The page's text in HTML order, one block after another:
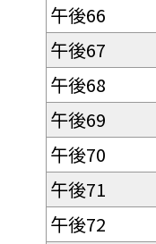
午後66
午後67
午後68
午後69
午後70
午後71
午後72